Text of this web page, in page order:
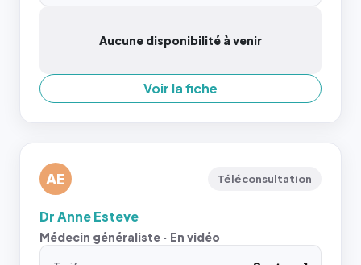
Aucune disponibilité à venir
Voir la fiche
AE Téléconsultation
Dr Anne Esteve
Médecin généraliste · En vidéo